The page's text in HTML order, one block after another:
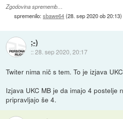
Zgodovina sprememb…
spremenilo:sbawe64(28. sep 2020 ob 20:13)
;-)
::28. sep 2020, 20:17
Twiter nima nič s tem. To je izjava
Izjava UKC MB je da imajo 4 postelje
pripravljajo še 4.